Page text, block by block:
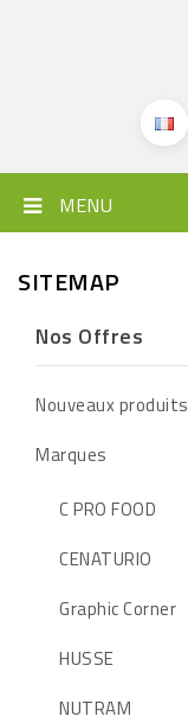
MENU
SITEMAP
Nos Offres
Nouveaux produits
Marques
C PRO FOOD
CENATURIO
Graphic Corner
HUSSE
NUTRAM